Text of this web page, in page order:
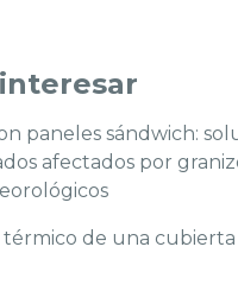
paneles sándwich:
afectados por
de una cubierta